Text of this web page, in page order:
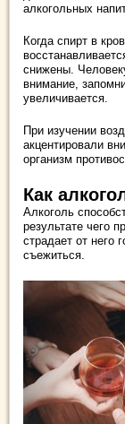
алкогольных
Когда спирт в
снижены.
внимание,
увеличивается.
При изучении
акцентировали
организм
Как
Алкоголь
результате чего
страдает от него
съежиться.